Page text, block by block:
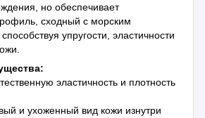
но обеспечивает
сходный с морским
упругости, эластичности
эластичность и плотность
и ухоженный вид кожи изнутри